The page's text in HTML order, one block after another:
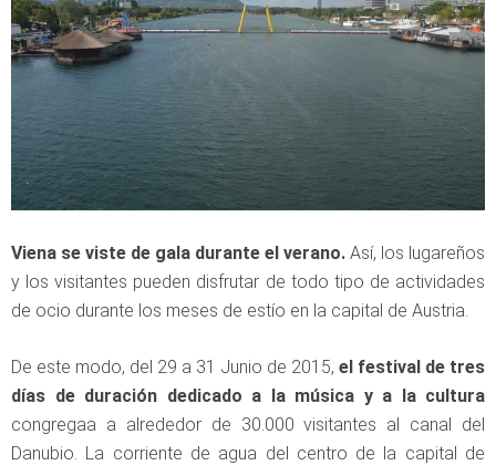
Viena se viste de gala durante el verano. Así, los lugareños
y los visitantes pueden disfrutar de todo tipo de actividades
de ocio durante los meses de estío en la capital de Austria.
De este modo, del 29 a 31 Junio de 2015, el festival de tres
días de duración dedicado a la música y a la cultura
congregaa a alrededor de 30.000 visitantes al canal del
Danubio. La corriente de agua del centro de la capital de